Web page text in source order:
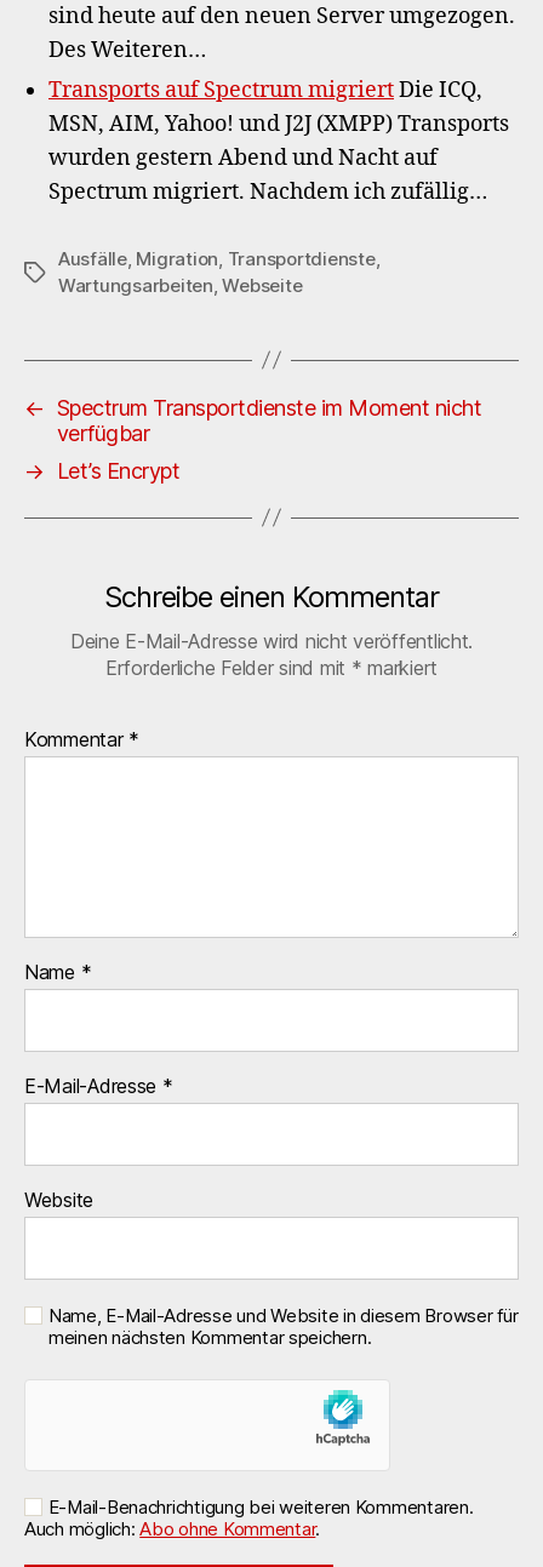
sind heute auf den neuen Server umgezogen.
Des Weiteren…
Transports auf Spectrum migriertDie ICQ,
MSN, AIM, Yahoo! und J2J (XMPP) Transports
wurden gestern Abend und Nacht auf
Spectrum migriert. Nachdem ich zufällig…
Schlagwörter
Ausfälle, Migration Transportdienste,
Wartungsarbeiten ,Webseite
← Spectrum Transportdienste im Moment nicht
verfügbar
→
Let’s Encrypt
Schreibe einen Kommentar
Deine E-Mail-Adresse wird nicht veröffentlicht.
Erforderliche Felder sind mit * markiert
Kommentar *
Name *
E-Mail-Adresse *
Website
Name, E-Mail-Adresse und Website in diesem Browser für
meinen nächsten Kommentar speichern.
E-Mail-Benachrichtigung bei weiteren Kommentaren.
Auch möglich:Abo ohne Kommentar.